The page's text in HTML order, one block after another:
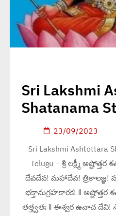
Sri Lakshmi
Shatanama
23/09/2023
Sri Lakshmi Ashtottara
Telugu – శ్రీ లక్ష్మీ
దేవదేవ! మహాదేవ! త్రికాలజ్ఞ!
భక్తానుగ్రహకారక! ‖ అష్టోత్తర
తత్త్వతః ‖ ఈశ్వర ఉవాచ